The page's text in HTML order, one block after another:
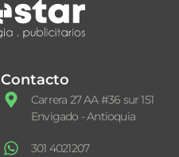
Contacto
Carrera 27 AA #36 sur 151
Envigado - Antioquia
301 4021207